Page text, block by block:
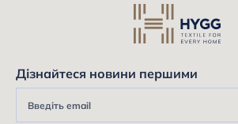
Дізнайтеся новини першими